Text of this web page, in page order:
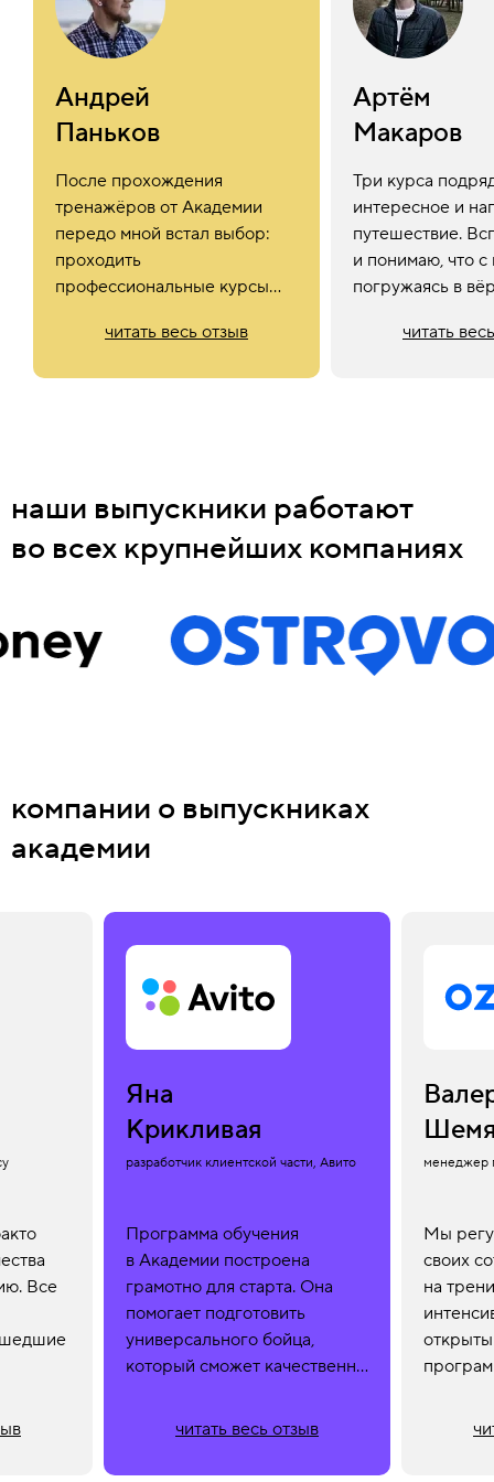
Андрей
Паньков
После прохождения
тренажёров от Академии
передо мной встал выбор:
проходить
профессиональные курсы
время на отдых, или пойти
читать весь отзыв
Артём
Макаров
Три курса
интересное и
путешествие.
и понимаю, что с
погружаясь в
не можешь в
читать
наши выпускники работают
во всех крупнейших компаниях
компании о выпускниках
академии
Все
Яна
Крикливая
разработчик клиентской части, Авито
Программа обучения
в Академии построена
грамотно для старта. Она
помогает подготовить
универсального бойца,
который сможет качественно
человек защитился на 100%,
читать весь отзыв
менеджер
Мы
своих
на